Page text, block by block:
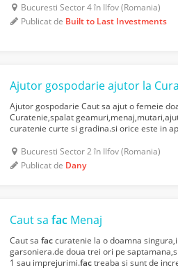
Bucuresti Sector 4 în Ilfov (Romania)
Publicat de Built to Last Investments
Ajutor gospodarie ajutor la
Ajutor gospodarie Caut sa ajut o femeie
Curatenie,spalat
curatenie curte si gradina.si orice este in
Bucuresti Sector 2 în Ilfov (Romania)
Publicat de Dany
Caut safac Menaj
Caut safaccuratenie la o doamna
garsoniera.de doua trei ori pe
1 sau imprejurimi.factreaba si sunt de